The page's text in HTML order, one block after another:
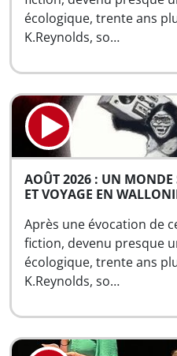
écologique, trente ans
K.Reynolds, so…
AOÛT 2026 : UN MONDE
ET VOYAGE EN
Après une évocation de
fiction, devenu presque
écologique, trente ans
K.Reynolds, so…